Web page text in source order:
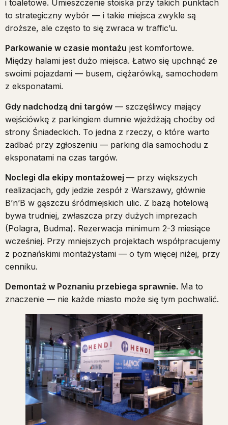
i toaletowe. Umieszczenie stoiska przy takich punktach
to strategiczny wybór — i takie miejsca zwykle są
droższe, ale często to się zwraca w traffic’u.
Parkowanie w czasie montażu jest komfortowe.
Między halami jest dużo miejsca. Łatwo się upchnąć ze
swoimi pojazdami — busem, ciężarówką, samochodem
z eksponatami.
Gdy nadchodzą dni targów — szczęśliwcy mający
wejściówkę z parkingiem dumnie wjeżdżają choćby od
strony Śniadeckich. To jedna z rzeczy, o które warto
zadbać przy zgłoszeniu — parking dla samochodu z
eksponatami na czas targów.
Noclegi dla ekipy montażowej — przy większych
realizacjach, gdy jedzie zespół z Warszawy, głównie
B’n’B w gąszczu śródmiejskich ulic. Z bazą hotelową
bywa trudniej, zwłaszcza przy dużych imprezach
(Polagra, Budma). Rezerwacja minimum 2-3 miesiące
wcześniej. Przy mniejszych projektach współpracujemy
z poznańskimi montażystami — o tym więcej niżej, przy
cenniku.
Demontaż w Poznaniu przebiega sprawnie. Ma to
znaczenie — nie każde miasto może się tym pochwalić.